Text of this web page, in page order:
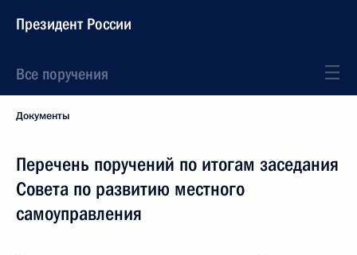
Президент России
Все поручения
Документы
Перечень поручений по итогам заседания
Совета по развитию местного
самоуправления